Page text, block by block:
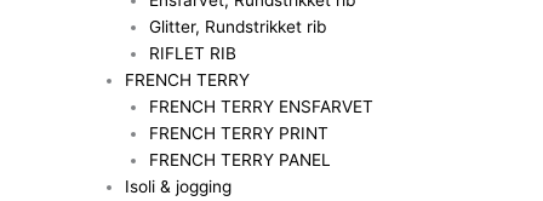
Glitter, Rundstrikket rib
RIFLET RIB
FRENCH TERRY
FRENCH TERRY ENSFARVET
FRENCH TERRY PRINT
FRENCH TERRY PANEL
Isoli & jogging